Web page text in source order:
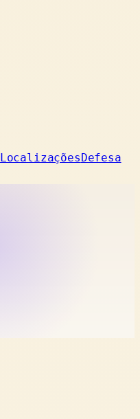
LocalizaçõesDefesa